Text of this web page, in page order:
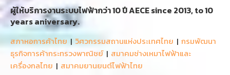
ผู้ให้บริการงานระบบไฟฟ้ากว่า 10 ปี AECE since 2013, to 10
years aniversary.
สภาหอการค้าไทย | วิศวกรรมสถานแห่งประเทศไทย | กรมพัฒนา
ธุรกิจการค้ากระทรวงพาณิชย์| สมาคมช่างเหมาไฟฟ้าและ
เครื่องกลไทย | สมาคมยานยนต์ไฟฟ้าไทย